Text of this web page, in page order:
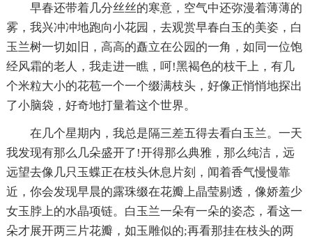
早春还带着几分丝丝的寒意，空气中还弥漫着薄薄的
雾，我兴冲冲地跑向小花园，去观赏早春白玉的美姿，白
玉兰树一切如旧，高高的矗立在公园的一角，如同一位饱
经风霜的老人，我走进一瞧，呵!黑褐色的枝干上，有几
个米粒大小的花苞一个一个缀满枝头，好像正悄悄地探出
了小脑袋，好奇地打量着这个世界。
在几个星期内，我总是隔三差五得去看白玉兰。一天
我发现有那么几朵盛开了!开得那么典雅，那么纯洁，远
远望去像几只玉蝶正在枝头休息片刻，闻着香气慢慢靠
近，你会发现早晨的露珠缀在花瓣上晶莹剔透，像娇羞少
女玉脖上的水晶项链。白玉兰一朵有一朵的姿态，看这一
朵才展开两三片花瓣，如玉雕似的;再看那挂在枝头的两